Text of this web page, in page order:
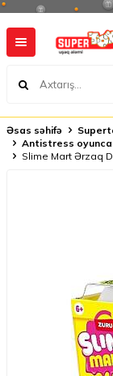
Əsas səhifə
Antistress
Slime Mart Ərzaq